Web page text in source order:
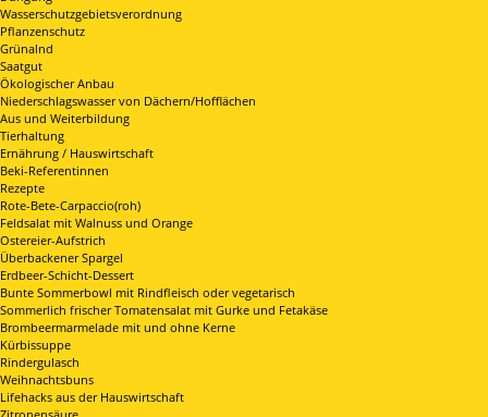
Wasserschutzgebietsverordnung
Pflanzenschutz
Grünalnd
Saatgut
Ökologischer Anbau
Niederschlagswasser von Dächern/Hofflächen
Aus und Weiterbildung
Tierhaltung
Ernährung / Hauswirtschaft
Beki-Referentinnen
Rezepte
Rote-Bete-Carpaccio(roh)
Feldsalat mit Walnuss und Orange
Ostereier-Aufstrich
Überbackener Spargel
Erdbeer-Schicht-Dessert
Bunte Sommerbowl mit Rindfleisch oder vegetarisch
Sommerlich frischer Tomatensalat mit Gurke und Fetakäse
Brombeermarmelade mit und ohne Kerne
Kürbissuppe
Rindergulasch
Weihnachtsbuns
Lifehacks aus der Hauswirtschaft